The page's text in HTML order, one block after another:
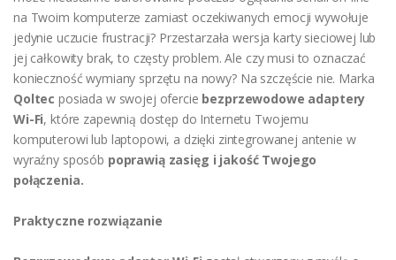
na Twoim komputerze zamiast oczekiwanych emocji wywołuje
jedynie uczucie frustracji? Przestarzała wersja karty sieciowej lub
jej całkowity brak, to częsty problem. Ale czy musi to oznaczać
konieczność wymiany sprzętu na nowy? Na szczęście nie. Marka
Qoltec posiada w swojej ofercie bezprzewodowe adaptery
Wi-Fi, które zapewnią dostęp do Internetu Twojemu
komputerowi lub laptopowi, a dzięki zintegrowanej antenie w
wyraźny sposób poprawią zasięg i jakość Twojego
połączenia.
Praktyczne rozwiązanie